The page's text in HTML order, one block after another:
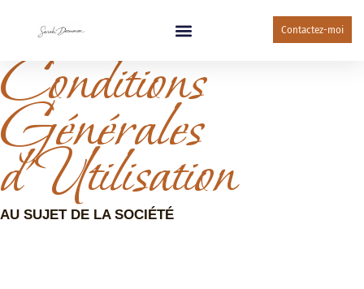
Contactez-moi
Conditions
Générales
d’Utilisation
AU SUJET DE LA SOCIÉTÉ